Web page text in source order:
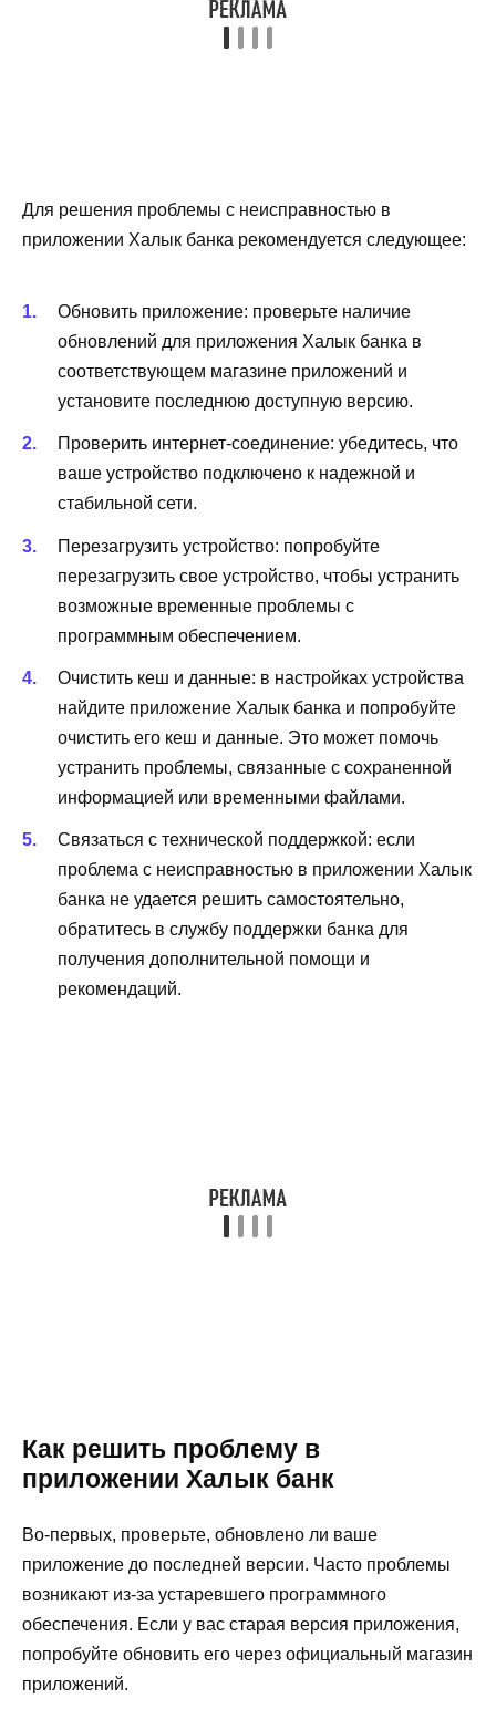
Для решения проблемы с неисправностью в
приложении Халык банка рекомендуется следующее:
Обновить приложение: проверьте наличие
обновлений для приложения Халык банка в
соответствующем магазине приложений и
установите последнюю доступную версию.
Проверить интернет-соединение: убедитесь, что
ваше устройство подключено к надежной и
стабильной сети.
Перезагрузить устройство: попробуйте
перезагрузить свое устройство, чтобы устранить
возможные временные проблемы с
программным обеспечением.
Очистить кеш и данные: в настройках устройства
найдите приложение Халык банка и попробуйте
очистить его кеш и данные. Это может помочь
устранить проблемы, связанные с сохраненной
информацией или временными файлами.
Связаться с технической поддержкой: если
проблема с неисправностью в приложении Халык
банка не удается решить самостоятельно,
обратитесь в службу поддержки банка для
получения дополнительной помощи и
рекомендаций.
Как решить проблему в
приложении Халык банк
Во-первых, проверьте, обновлено ли ваше
приложение до последней версии. Часто проблемы
возникают из-за устаревшего программного
обеспечения. Если у вас старая версия приложения,
попробуйте обновить его через официальный магазин
приложений.